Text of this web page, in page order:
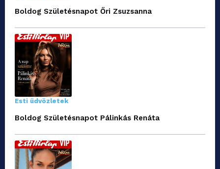
Boldog Születésnapot Őri Zsuzsanna
Esti üdvözletek
Boldog Születésnapot Pálinkás Renáta